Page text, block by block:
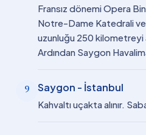
Fransız dönemi Opera
Notre-Dame Katedrali ve
uzunluğu 250 kilometreyi
Ardından Saygon
9 Saygon - İstanbul
Kahvaltı uçakta alınır.